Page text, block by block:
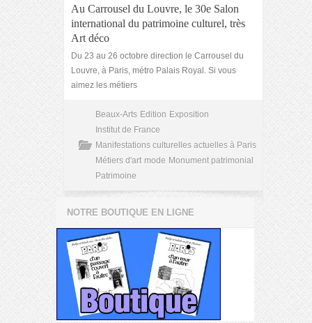
Au Carrousel du Louvre, le 30e Salon
international du patrimoine culturel, très
Art déco
Du 23 au 26 octobre direction le Carrousel du
Louvre, à Paris, métro Palais Royal. Si vous
aimez les métiers
Beaux-Arts Edition Exposition
Institut de France
Manifestations culturelles actuelles à Paris
Métiers d'art mode Monument patrimonial
Patrimoine
NOTRE BOUTIQUE EN LIGNE